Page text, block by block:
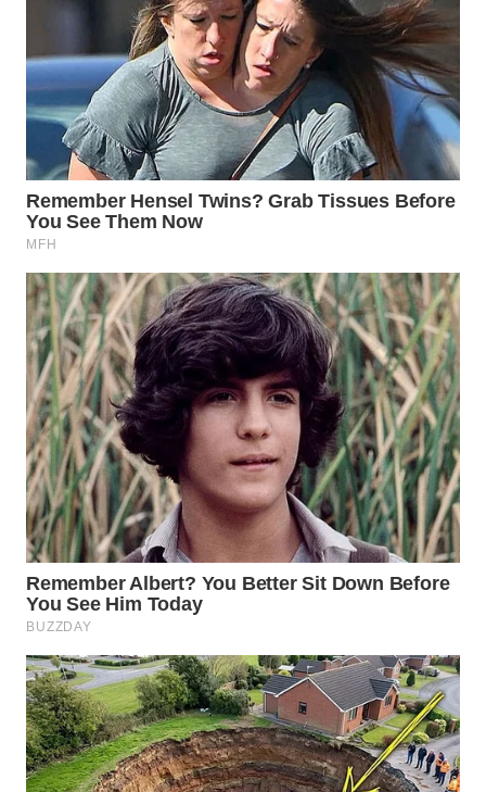
TIMUR
WN
SEMARANG
WN
SOLO
WN
BOROBUDUR
WN
MADURA
WN
SURABAYA
WN
NATUNA
WN
BINTAN
WN
MANDALIKA
WN
LIKUPANG